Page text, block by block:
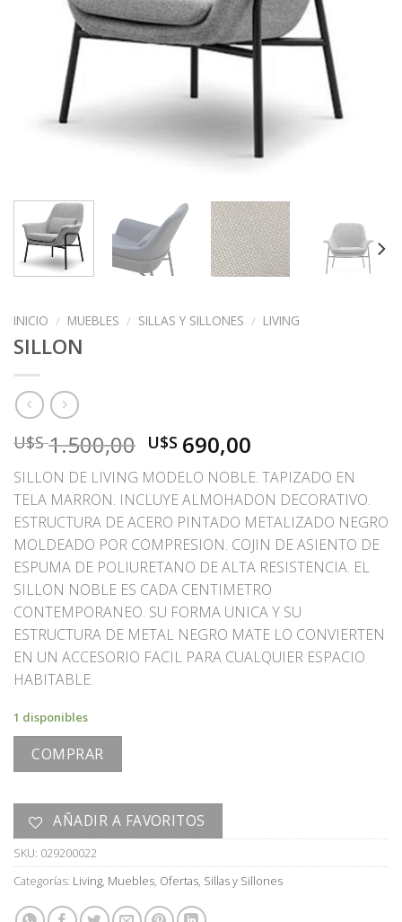
INICIO / MUEBLES / SILLAS Y SILLONES / LIVING
SILLON
U$S1.500,00 El
precio
original
era:
U$S
1.500,00.
U$S 690,00
precio
actual
es:
U$S
690,00.
SILLON DE LIVING MODELO NOBLE. TAPIZADO EN
TELA MARRON. INCLUYE ALMOHADON DECORATIVO.
ESTRUCTURA DE ACERO PINTADO METALIZADO NEGRO
MOLDEADO POR COMPRESION. COJIN DE ASIENTO DE
ESPUMA DE POLIURETANO DE ALTA RESISTENCIA. EL
SILLON NOBLE ES CADA CENTIMETRO
CONTEMPORANEO. SU FORMA UNICA Y SU
ESTRUCTURA DE METAL NEGRO MATE LO CONVIERTEN
EN UN ACCESORIO FACIL PARA CUALQUIER ESPACIO
HABITABLE.
1 disponibles
COMPRAR
AÑADIR A FAVORITOS
SKU: 029200022
Categorías: Living, Muebles, Ofertas, Sillas y Sillones